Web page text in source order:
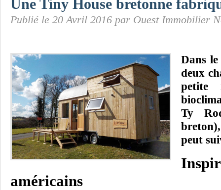
Une Tiny House bretonne
Publié le 20 Avril 2016 par Ouest Immobilier
Dans
deux
petite
Ty
peut
américains